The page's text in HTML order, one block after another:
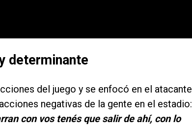
determinante
del juego y se enfocó en el atacante
negativas de la gente en el estadio:
con vos tenés que salir de ahí, con lo